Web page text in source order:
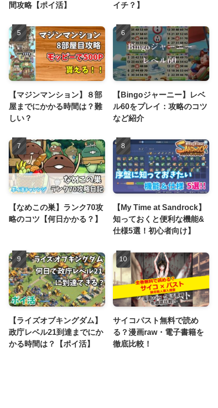
間攻略【ポイ活】
イチ？】
【マジンマンション】８部
屋までにかかる時間は？難
しい？
【Bingoジャーニー】レベ
ル60をプレイ：攻略のコツ
など紹介
【なめこの巣】ランク70攻
略のコツ【何日かかる？】
【My Time at Sandrock】
知っておくと便利な機能&
仕様5選！初心者向け】
【ライズオブキングダム】
政庁レベル21到達までにか
かる時間は？【ポイ活】
サイコパスト無料で読め
る？漫画raw・電子書籍を
徹底比較！